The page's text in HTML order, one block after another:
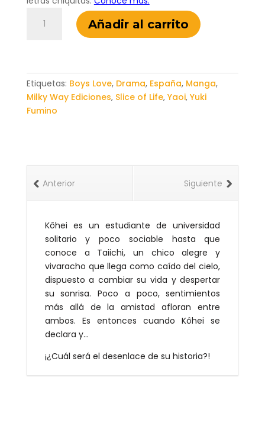
cantidad
Añadir al carrito
Etiquetas: Boys Love, Drama, España, Manga,
Milky Way Ediciones, Slice of Life, Yaoi, Yuki
Fumino
Siguiente
Anterior
Kôhei es un estudiante de universidad
solitario y poco sociable hasta que
conoce a Taiichi, un chico alegre y
vivaracho que llega como caído del cielo,
dispuesto a cambiar su vida y despertar
su sonrisa. Poco a poco, sentimientos
más allá de la amistad afloran entre
ambos. Es entonces cuando Kôhei se
declara y…
¡¿Cuál será el desenlace de su historia?!